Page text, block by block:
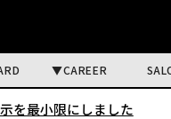
CAREER
を最小限にしました